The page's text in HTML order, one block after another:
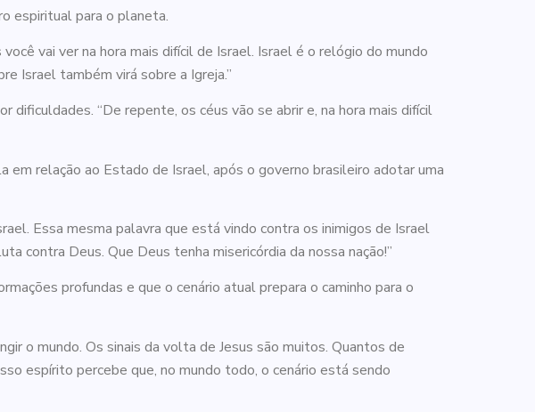
espiritual para o planeta.
vai ver na hora mais difícil de Israel. Israel é o relógio do mundo
Israel também virá sobre a Igreja.”
“De repente, os céus vão se abrir e, na hora mais difícil
relação ao Estado de Israel, após o governo brasileiro adotar uma
Essa mesma palavra que está vindo contra os inimigos de Israel
contra Deus. Que Deus tenha misericórdia da nossa nação!”
profundas e que o cenário atual prepara o caminho para o
o mundo. Os sinais da volta de Jesus são muitos. Quantos de
espírito percebe que, no mundo todo, o cenário está sendo